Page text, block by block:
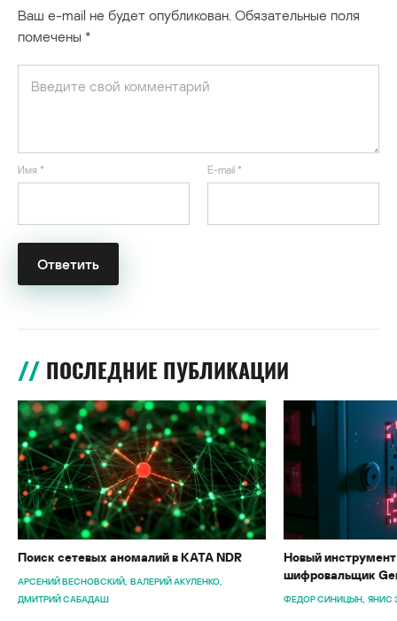
Ваш e-mail не будет опубликован. Обязательные поля
помечены *
Имя * E-mail *
ПОСЛЕДНИЕ ПУБЛИКАЦИИ
Поиск сетевых аномалий в KATA NDR
АРСЕНИЙ ВЕСНОВСКИЙ ВАЛЕРИЙ АКУЛЕНКО
ДМИТРИЙ САБАДАШ
Новый
шифровальщик
ФЕДОР СИНИЦЫН ЯНИС